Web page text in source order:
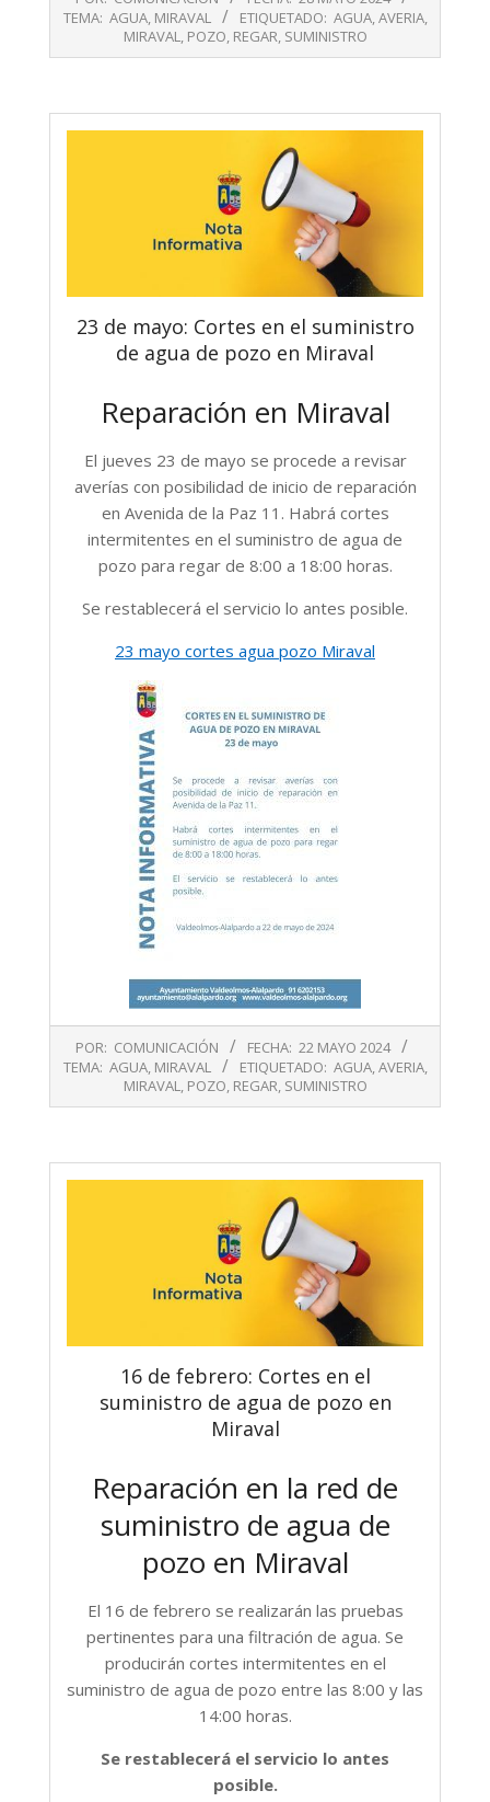
05-
TEMA: AGUA, MIRAVAL ETIQUETADO: AGUA,AVERIA,
MIRAVAL, POZO, REGAR, SUMINISTRO
23 de mayo: Cortes en el suministro
de agua de pozo en Miraval
Reparación en Miraval
El jueves 23 de mayo se procede a revisar
averías con posibilidad de inicio de reparación
en Avenida de la Paz 11. Habrá cortes
intermitentes en el suministro de agua de
pozo para regar de 8:00 a 18:00 horas.
Se restablecerá el servicio lo antes posible.
23 mayo cortes agua pozo Miraval
05-
POR: COMUNICACIÓN FECHA: 22 MAYO 2024
TEMA: AGUA, MIRAVAL ETIQUETADO: AGUA,AVERIA,
MIRAVAL, POZO, REGAR, SUMINISTRO
16 de febrero: Cortes en el
suministro de agua de pozo en
Miraval
Reparación en la red de
suministro de agua de
pozo en Miraval
El 16 de febrero se realizarán las pruebas
pertinentes para una filtración de agua. Se
producirán cortes intermitentes en el
suministro de agua de pozo entre las 8:00 y las
14:00 horas.
Se restablecerá el servicio lo antes
posible.